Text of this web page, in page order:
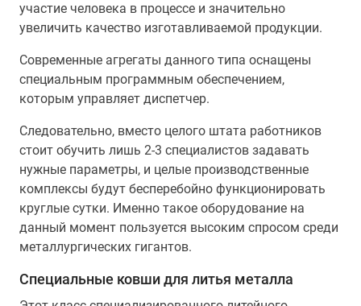
участие человека в процессе и значительно
увеличить качество изготавливаемой продукции.
Современные агрегаты данного типа оснащены
специальным программным обеспечением,
которым управляет диспетчер.
Следовательно, вместо целого штата работников
стоит обучить лишь 2-3 специалистов задавать
нужные параметры, и целые производственные
комплексы будут бесперебойно функционировать
круглые сутки. Именно такое оборудование на
данный момент пользуется высоким спросом среди
металлургических гигантов.
Специальные ковши для литья металла